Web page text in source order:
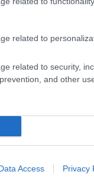
related to
related to security,
and other
Access Privacy
alla newsletter
Mailchimp.
nel piè di